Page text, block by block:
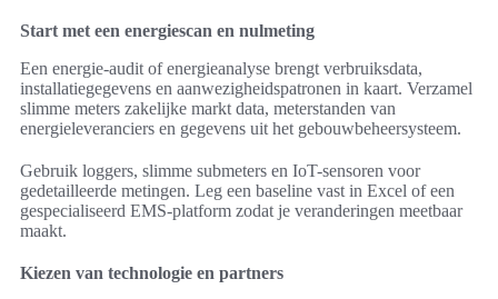
Start met een energiescan en nulmeting
Een energie-audit of energieanalyse brengt verbruiksdata,
installatiegegevens en aanwezigheidspatronen in kaart. Verzamel
slimme meters zakelijke markt data, meterstanden van
energieleveranciers en gegevens uit het gebouwbeheersysteem.
Gebruik loggers, slimme submeters en IoT-sensoren voor
gedetailleerde metingen. Leg een baseline vast in Excel of een
gespecialiseerd EMS-platform zodat je veranderingen meetbaar
maakt.
Kiezen van technologie en partners